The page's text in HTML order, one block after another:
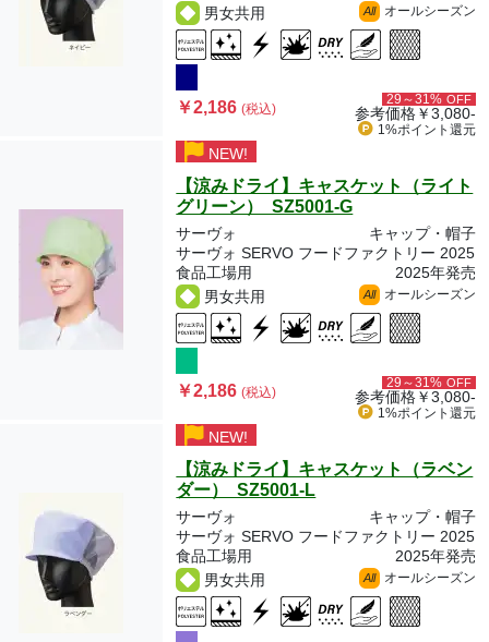
男女共用
All オールシーズン
￥2,186(税込)
29～31% OFF
参考価格￥3,080-
1%ポイント 還元
NEW!
【涼みドライ】キャスケット（ライト
グリーン） SZ5001-G
サーヴォ
キャップ・帽子
サーヴォ SERVO フードファクトリー 2025
食品工場用
2025年発売
男女共用
All オールシーズン
￥2,186(税込)
29～31% OFF
参考価格￥3,080-
1%ポイント 還元
NEW!
【涼みドライ】キャスケット（ラベン
ダー） SZ5001-L
サーヴォ
キャップ・帽子
サーヴォ SERVO フードファクトリー 2025
食品工場用
2025年発売
男女共用
All オールシーズン